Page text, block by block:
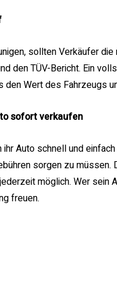
sollten Verkäufer
den TÜV-Bericht. Ein
Wert des Fahrzeugs
sofort verkaufen
Auto schnell und
sorgen zu müssen.
möglich. Wer sein
freuen.